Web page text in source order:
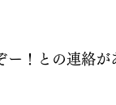
！との連絡が